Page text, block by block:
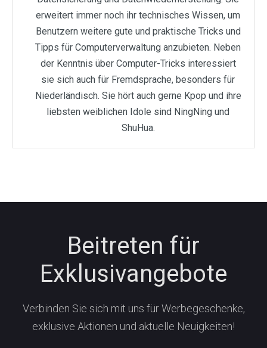
erweitert immer noch ihr technisches Wissen, um
Benutzern weitere gute und praktische Tricks und
Tipps für Computerverwaltung anzubieten. Neben
der Kenntnis über Computer-Tricks interessiert
sie sich auch für Fremdsprache, besonders für
Niederländisch. Sie hört auch gerne Kpop und ihre
liebsten weiblichen Idole sind NingNing und
ShuHua.
Beitreten für
Exklusivangebote
Verbinden Sie sich mit uns für Werbegeschenke,
exklusive Aktionen und aktuelle Neuigkeiten!